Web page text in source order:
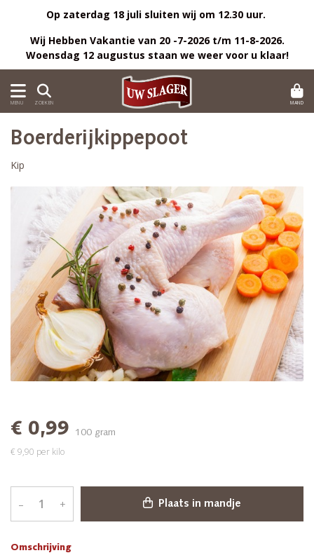
Op zaterdag 18 juli sluiten wij om 12.30 uur.
Wij Hebben Vakantie van 20 -7-2026 t/m 11-8-2026.
Woensdag 12 augustus staan we weer voor u klaar!
MENU ZOEKEN MAND
Omschrijving
Boerderijkippepoot
Kip
€ 0,99 100 gram
€ 9,90 per kilo
– + Plaats in mandje